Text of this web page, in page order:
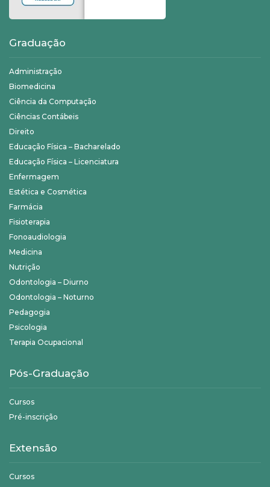
Graduação
Administração
Biomedicina
Ciência da Computação
Ciências Contábeis
Direito
Educação Física – Bacharelado
Educação Física – Licenciatura
Enfermagem
Estética e Cosmética
Farmácia
Fisioterapia
Fonoaudiologia
Medicina
Nutrição
Odontologia – Diurno
Odontologia – Noturno
Pedagogia
Psicologia
Terapia Ocupacional
Pós-Graduação
Cursos
Pré-inscrição
Extensão
Cursos